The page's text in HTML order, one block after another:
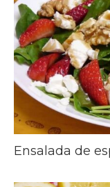
Ensalada de